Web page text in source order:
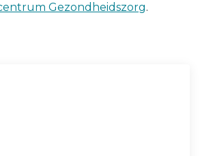
Gezondheidszorg.